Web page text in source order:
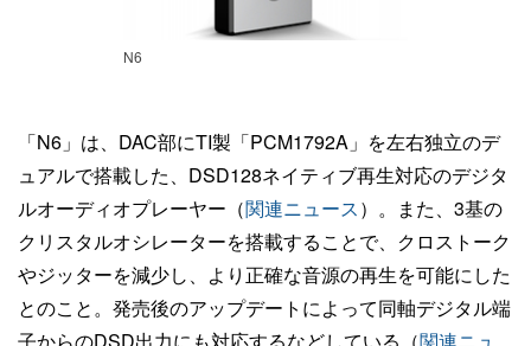
N6
「N6」は、DAC部にTI製「PCM1792A」を左右独立のデ
ュアルで搭載した、DSD128ネイティブ再生対応のデジタ
ルオーディオプレーヤー（関連ニュース）。また、3基の
クリスタルオシレーターを搭載することで、クロストーク
やジッターを減少し、より正確な音源の再生を可能にした
とのこと。発売後のアップデートによって同軸デジタル端